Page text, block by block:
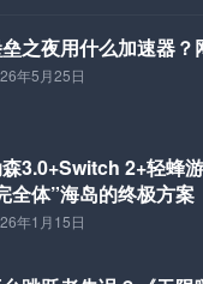
之夜用什么加速器？
年5月25日
3.0+Switch 2+轻蜂
全体”海岛的终极方案
年1月15日